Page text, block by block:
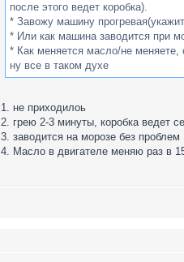
после этого ведет коробка).
* Завожу машину
* Или как машина заводится при
* Как меняется масло/не меняете,
ну все в таком духе
1. не приходилоь
2. грею 2-3 минуты, коробка ведет
3. заводится на морозе без проблем
4. Масло в двигателе меняю раз в